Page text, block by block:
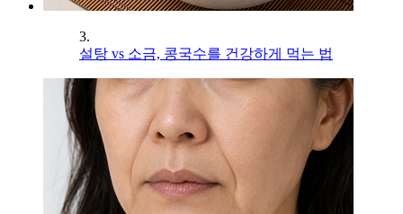
3.
설탕 vs 소금, 콩국수를 건강하게 먹는 법